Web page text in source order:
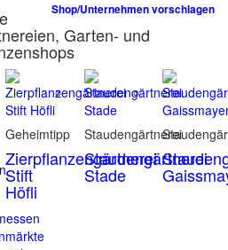
Shop/Unternehmen vorschlagen
Garten- und
Geheimtipp
Zierpflanzengärtnerei
Stift
Höfli
Staudengärtnerei
Staudengärtnerei
Stade